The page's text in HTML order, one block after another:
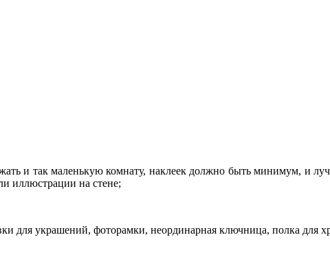
и так маленькую комнату, наклеек должно быть минимум, и
иллюстрации на стене;
для украшений, фоторамки, неординарная ключница, полка для